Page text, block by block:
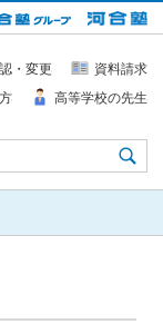
・変更
資料請求
高等学校の先生